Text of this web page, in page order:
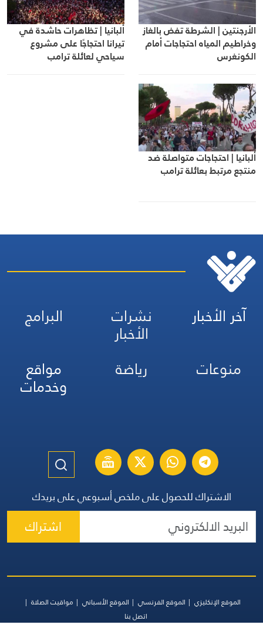
الأرجنتين | الشرطة تفض بالغاز
وخراطيم المياه احتجاجات أمام
الكونغرس
ألبانيا | تظاهرات حاشدة في
تيرانا احتجاجًا على مشروع
سياحي لعائلة ترامب
ألبانيا | احتجاجات متواصلة ضد
منتجع مرتبط بعائلة ترامب
آخر الأخبار نشرات
الأخبار
البرامج
منوعات
رياضة مواقع
وخدمات
الاشتراك للحصول على ملخص أسبوعي على بريدك
اشتراك
الموقع الإنكليزي الموقع الفرنسي الموقع الأسباني
مواقيت الصلاة
اتصل بنا